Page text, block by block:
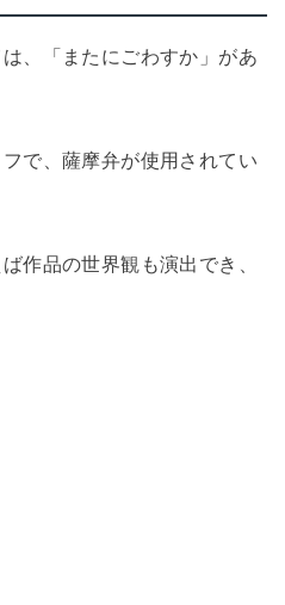
、「またにごわすか」があ
で、薩摩弁が使用されてい
作品の世界観も演出でき、